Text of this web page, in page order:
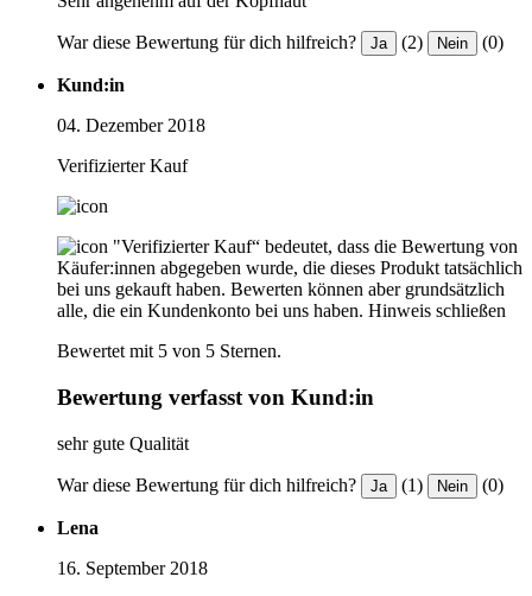
War diese Bewertung für dich hilfreich? Ja (2) Nein (0)
Kund:in
04. Dezember 2018
Verifizierter Kauf
"Verifizierter Kauf“ bedeutet, dass die Bewertung von
Käufer:innen abgegeben wurde, die dieses Produkt tatsächlich
bei uns gekauft haben. Bewerten können aber grundsätzlich
alle, die ein Kundenkonto bei uns haben. Hinweis schließen
Bewertet mit 5 von 5 Sternen.
Bewertung verfasst von Kund:in
sehr gute Qualität
War diese Bewertung für dich hilfreich? Ja (1) Nein (0)
Lena
16. September 2018